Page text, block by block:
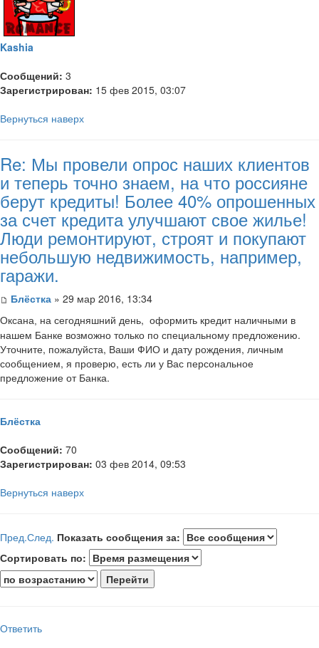
Kashia
Сообщений: 3
Зарегистрирован: 15 фев 2015, 03:07
Вернуться наверх
Re: Мы провели опрос наших клиентов
и теперь точно знаем, на что россияне
берут кредиты! Более 40% опрошенных
за счет кредита улучшают свое жилье!
Люди ремонтируют, строят и покупают
небольшую недвижимость, например,
гаражи.
Блёстка » 29 мар 2016, 13:34
Оксана, на сегодняшний день, оформить кредит наличными в
нашем Банке возможно только по специальному предложению.
Уточните, пожалуйста, Ваши ФИО и дату рождения, личным
сообщением, я проверю, есть ли у Вас персональное
предложение от Банка.
Блёстка
Сообщений: 70
Зарегистрирован: 03 фев 2014, 09:53
Вернуться наверх
Пред.След. Показать сообщения за:
Сортировать по:
Ответить